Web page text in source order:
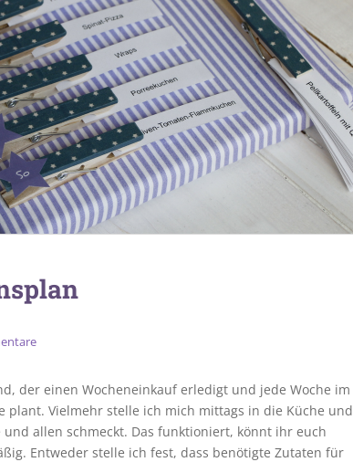
der einen Wocheneinkauf erledigt und jede Woche im
plant. Vielmehr stelle ich mich mittags in die Küche und
allen schmeckt. Das funktioniert, könnt ihr euch
Entweder stelle ich fest, dass benötigte Zutaten für